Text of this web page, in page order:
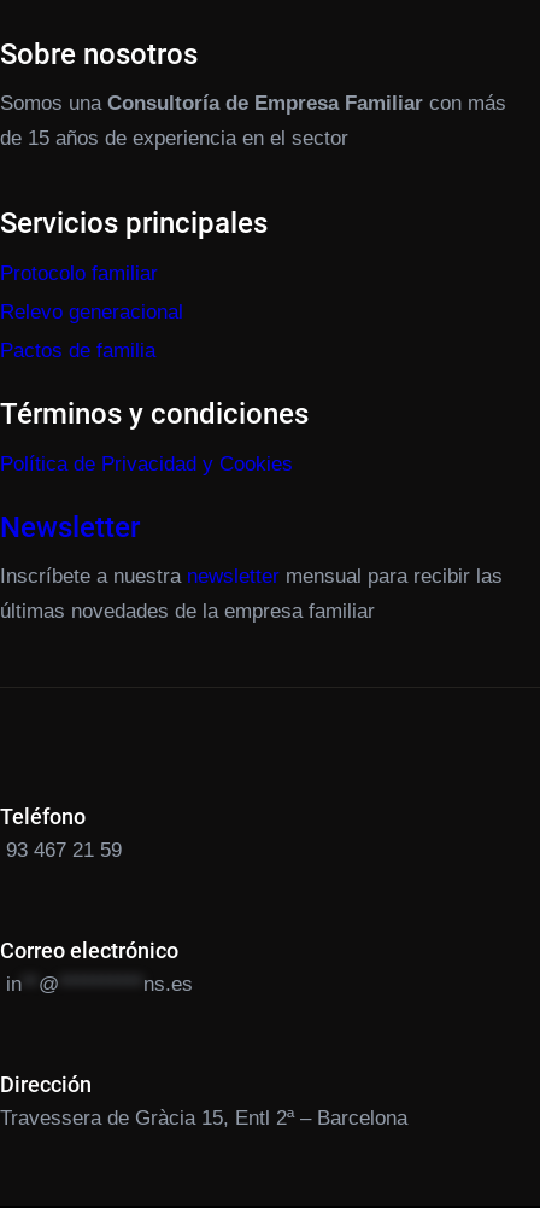
Sobre nosotros
Somos una Consultoría de Empresa Familiar con más
de 15 años de experiencia en el sector
Servicios principales
Protocolo familiar
Relevo generacional
Pactos de familia
Términos y condiciones
Política de Privacidad y Cookies
Newsletter
Inscríbete a nuestra newsletter mensual para recibir las
últimas novedades de la empresa familiar
Teléfono
93 467 21 59
Correo electrónico
in @ ns.es
Dirección
Travessera de Gràcia 15, Entl 2ª – Barcelona